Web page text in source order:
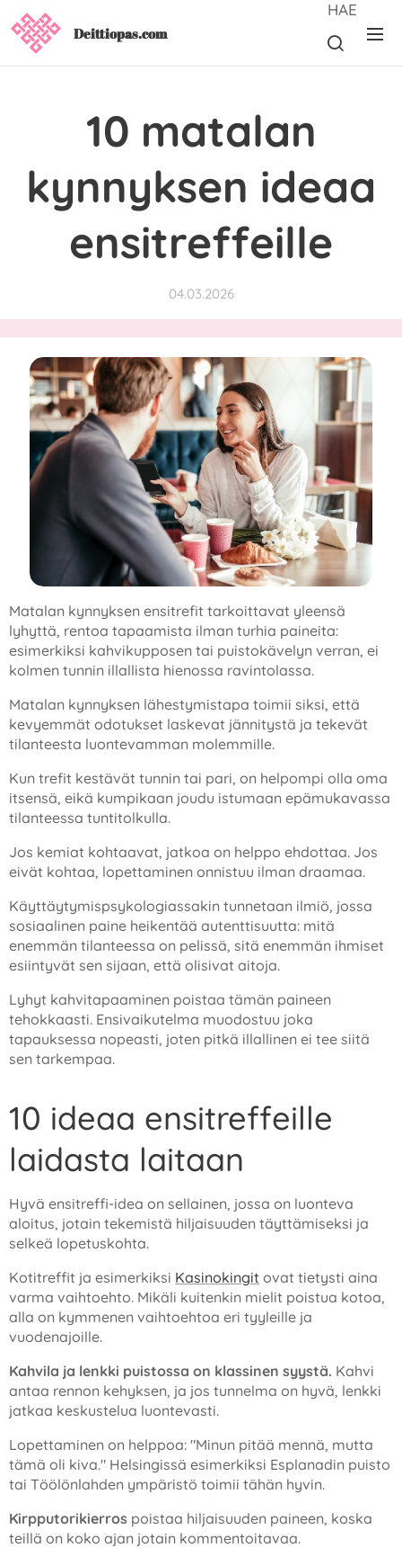
Deittiopas.com
HAE
10 matalan
kynnyksen ideaa
ensitreffeille
04.03.2026
Matalan kynnyksen ensitrefit tarkoittavat yleensä
lyhyttä, rentoa tapaamista ilman turhia paineita:
esimerkiksi kahvikupposen tai puistokävelyn verran, ei
kolmen tunnin illallista hienossa ravintolassa.
Matalan kynnyksen lähestymistapa toimii siksi, että
kevyemmät odotukset laskevat jännitystä ja tekevät
tilanteesta luontevamman molemmille.
Kun trefit kestävät tunnin tai pari, on helpompi olla oma
itsensä, eikä kumpikaan joudu istumaan epämukavassa
tilanteessa tuntitolkulla.
Jos kemiat kohtaavat, jatkoa on helppo ehdottaa. Jos
eivät kohtaa, lopettaminen onnistuu ilman draamaa.
Käyttäytymispsykologiassakin tunnetaan ilmiö, jossa
sosiaalinen paine heikentää autenttisuutta: mitä
enemmän tilanteessa on pelissä, sitä enemmän ihmiset
esiintyvät sen sijaan, että olisivat aitoja.
Lyhyt kahvitapaaminen poistaa tämän paineen
tehokkaasti. Ensivaikutelma muodostuu joka
tapauksessa nopeasti, joten pitkä illallinen ei tee siitä
sen tarkempaa.
10 ideaa ensitreffeille
laidasta laitaan
Hyvä ensitreffi-idea on sellainen, jossa on luonteva
aloitus, jotain tekemistä hiljaisuuden täyttämiseksi ja
selkeä lopetuskohta.
Kotitreffit ja esimerkiksi Kasinokingit ovat tietysti aina
varma vaihtoehto. Mikäli kuitenkin mielit poistua kotoa,
alla on kymmenen vaihtoehtoa eri tyyleille ja
vuodenajoille.
Kahvila ja lenkki puistossa on klassinen syystä. Kahvi
antaa rennon kehyksen, ja jos tunnelma on hyvä, lenkki
jatkaa keskustelua luontevasti.
Lopettaminen on helppoa: "Minun pitää mennä, mutta
tämä oli kiva." Helsingissä esimerkiksi Esplanadin puisto
tai Töölönlahden ympäristö toimii tähän hyvin.
Kirpputorikierros poistaa hiljaisuuden paineen, koska
teillä on koko ajan jotain kommentoitavaa.